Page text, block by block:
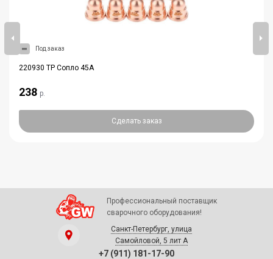
Под заказ
220930 TP Сопло 45А
238 р.
Сделать заказ
Профессиональный поставщик
сварочного оборудования!
Санкт-Петербург, улица
Самойловой, 5 лит А
+7 (911) 181-17-90